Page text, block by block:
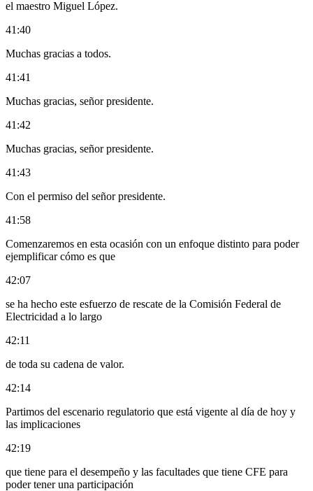
el maestro Miguel López.
41:40
Muchas gracias a todos.
41:41
Muchas gracias, señor presidente.
41:42
Muchas gracias, señor presidente.
41:43
Con el permiso del señor presidente.
41:58
Comenzaremos en esta ocasión con un enfoque distinto para poder
ejemplificar cómo es que
42:07
se ha hecho este esfuerzo de rescate de la Comisión Federal de
Electricidad a lo largo
42:11
de toda su cadena de valor.
42:14
Partimos del escenario regulatorio que está vigente al día de hoy y
las implicaciones
42:19
que tiene para el desempeño y las facultades que tiene CFE para
poder tener una participación